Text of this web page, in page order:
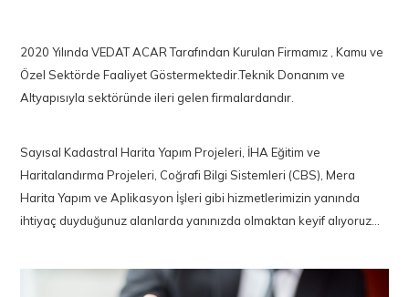
2020 Yılında VEDAT ACAR Tarafından Kurulan Firmamız , Kamu ve
Özel Sektörde Faaliyet Göstermektedir.Teknik Donanım ve
Sayısal Kadastral Harita Yapım Projeleri, İHA Eğitim ve
Haritalandırma Projeleri, Coğrafi Bilgi Sistemleri (CBS), Mera
Harita Yapım ve Aplikasyon İşleri gibi hizmetlerimizin yanında